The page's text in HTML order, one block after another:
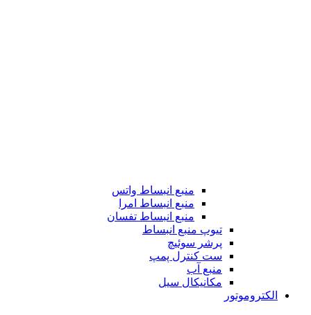
منبع انبساط واتس
منبع انبساط امرا
منبع انبساط تفسان
تیوپ منبع انبساط
پرشر سوئیچ
ست کنترل پمپ
منبع آب
مکانیکال سیل
الکتروموتور